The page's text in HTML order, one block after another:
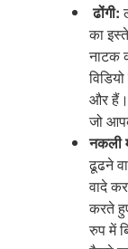
ढोंगी:
का
नाटक
और हैं।
जो
नकली
ढूढने
वादे
करते
रुप में